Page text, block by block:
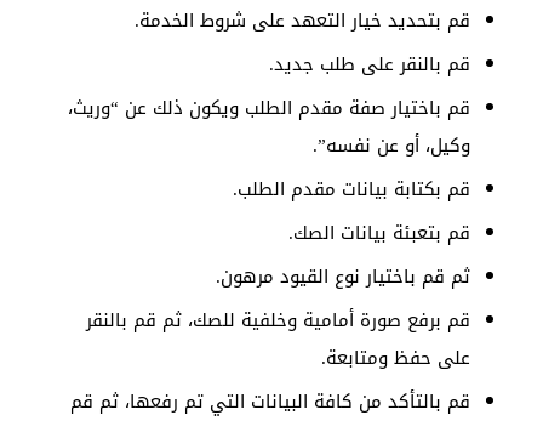
قم بتحديد خيار التعهد على شروط الخدمة.
قم بالنقر على طلب جديد.
قم باختيار صفة مقدم الطلب ويكون ذلك عن “وريث،
وكيل، أو عن نفسه”.
قم بكتابة بيانات مقدم الطلب.
قم بتعبئة بيانات الصك.
ثم قم باختيار نوع القيود مرهون.
قم برفع صورة أمامية وخلفية للصك، ثم قم بالنقر
على حفظ ومتابعة.
قم بالتأكد من كافة البيانات التي تم رفعها، ثم قم